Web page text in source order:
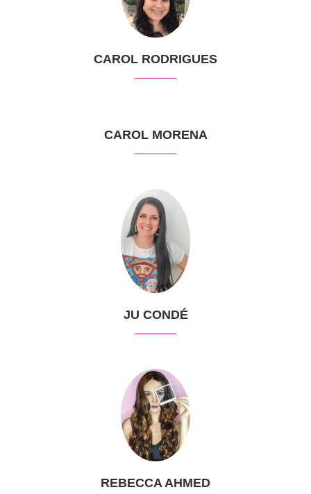
CAROL RODRIGUES
CAROL MORENA
JU CONDÉ
REBECCA AHMED